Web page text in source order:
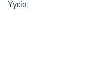
Υγεία